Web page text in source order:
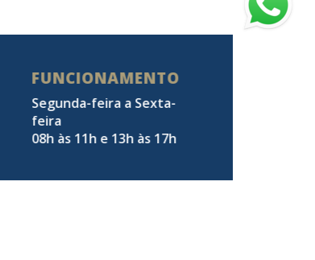
FUNCIONAMENTO
Segunda-feira a Sexta-
feira
08h às 11h e 13h às 17h